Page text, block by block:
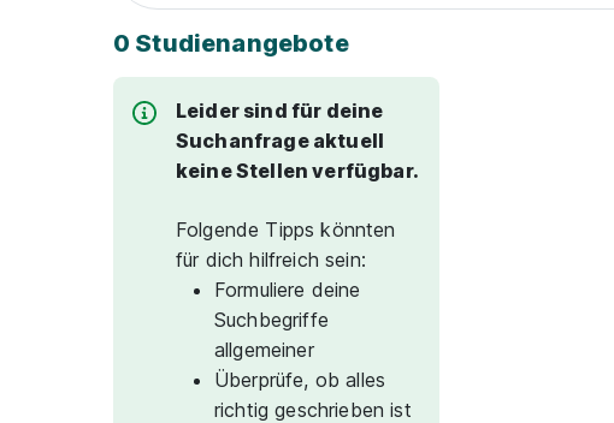
0 Studienangebote
Leider sind für deine
Suchanfrage aktuell
keine Stellen verfügbar.
Folgende Tipps könnten
für dich hilfreich sein:
Formuliere deine
Suchbegriffe
allgemeiner
Überprüfe, ob alles
richtig geschrieben ist